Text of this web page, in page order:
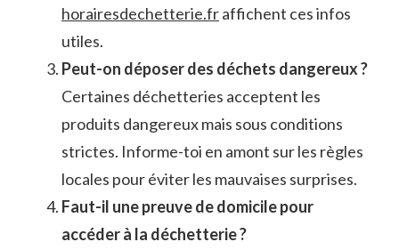
horairesdechetterie.fraffichent ces infos
utiles.
Peut-on déposer des déchets dangereux ?
Certaines déchetteries acceptent les
produits dangereux mais sous conditions
strictes. Informe-toi en amont sur les règles
locales pour éviter les mauvaises surprises.
Faut-il une preuve de domicile pour
accéder à la déchetterie ?